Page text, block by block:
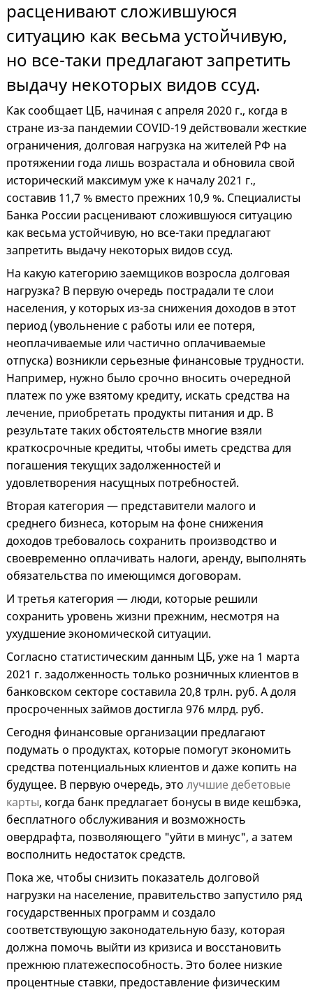
расценивают сложившуюся
ситуацию как весьма устойчивую,
но все-таки предлагают запретить
выдачу некоторых видов ссуд.
Как сообщает ЦБ, начиная с апреля 2020 г., когда в
стране из-за пандемии COVID-19 действовали жесткие
ограничения, долговая нагрузка на жителей РФ на
протяжении года лишь возрастала и обновила свой
исторический максимум уже к началу 2021 г.,
составив 11,7 % вместо прежних 10,9 %. Специалисты
Банка России расценивают сложившуюся ситуацию
как весьма устойчивую, но все-таки предлагают
запретить выдачу некоторых видов ссуд.
На какую категорию заемщиков возросла долговая
нагрузка? В первую очередь пострадали те слои
населения, у которых из-за снижения доходов в этот
период (увольнение с работы или ее потеря,
неоплачиваемые или частично оплачиваемые
отпуска) возникли серьезные финансовые трудности.
Например, нужно было срочно вносить очередной
платеж по уже взятому кредиту, искать средства на
лечение, приобретать продукты питания и др. В
результате таких обстоятельств многие взяли
краткосрочные кредиты, чтобы иметь средства для
погашения текущих задолженностей и
удовлетворения насущных потребностей.
Вторая категория — представители малого и
среднего бизнеса, которым на фоне снижения
доходов требовалось сохранить производство и
своевременно оплачивать налоги, аренду, выполнять
обязательства по имеющимся договорам.
И третья категория — люди, которые решили
сохранить уровень жизни прежним, несмотря на
ухудшение экономической ситуации.
Согласно статистическим данным ЦБ, уже на 1 марта
2021 г. задолженность только розничных клиентов в
банковском секторе составила 20,8 трлн. руб. А доля
просроченных займов достигла 976 млрд. руб.
Сегодня финансовые организации предлагают
подумать о продуктах, которые помогут экономить
средства потенциальных клиентов и даже копить на
будущее. В первую очередь, это лучшие дебетовые
карты, когда банк предлагает бонусы в виде кешбэка,
бесплатного обслуживания и возможность
овердрафта, позволяющего "уйти в минус", а затем
восполнить недостаток средств.
Пока же, чтобы снизить показатель долговой
нагрузки на население, правительство запустило ряд
государственных программ и создало
соответствующую законодательную базу, которая
должна помочь выйти из кризиса и восстановить
прежнюю платежеспособность. Это более низкие
процентные ставки, предоставление физическим